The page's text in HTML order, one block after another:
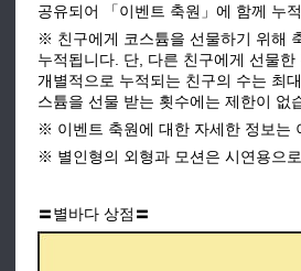
공유되어 「이벤트 축원」에 함께 누
※ 친구에게 코스튬을 선물하기 위해
누적됩니다. 단, 다른 친구에게 선물
개별적으로 누적되는 친구의 수는 최
스튬을 선물 받는 횟수에는 제한이 없
※ 이벤트 축원에 대한 자세한 정보는
※ 별인형의 외형과 모션은 시연용으
〓별바다 상점〓